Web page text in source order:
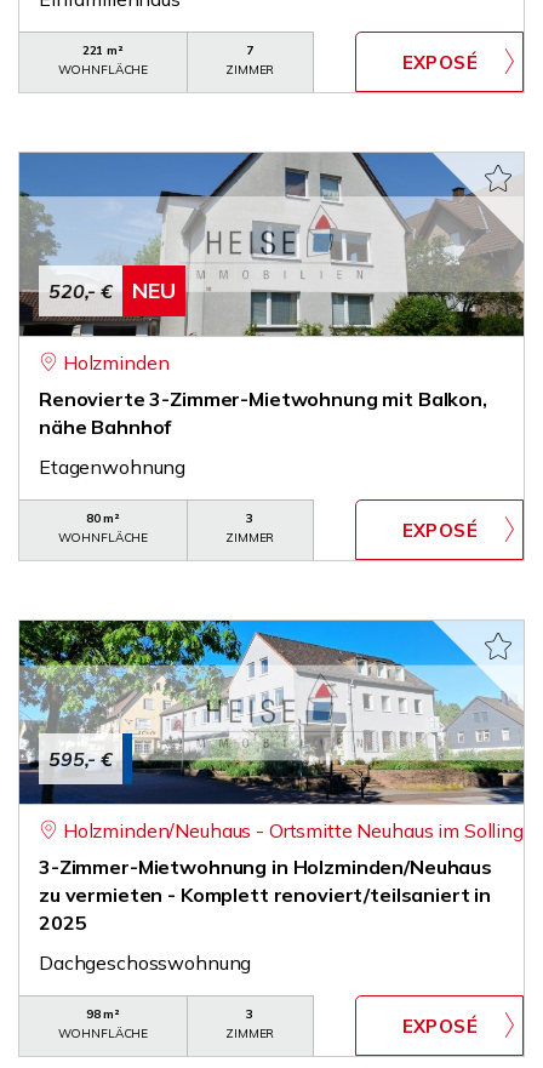
221 m²
WOHNFLÄCHE
7
ZIMMER
520,- € NEU
Holzminden
Renovierte 3-Zimmer-Mietwohnung mit Balkon,
nähe Bahnhof
Etagenwohnung
80 m²
WOHNFLÄCHE
3
ZIMMER
595,- €
Holzminden/Neuhaus - Ortsmitte Neuhaus im Solling
3-Zimmer-Mietwohnung in Holzminden/Neuhaus
zu vermieten - Komplett renoviert/teilsaniert in
2025
Dachgeschosswohnung
98 m²
WOHNFLÄCHE
3
ZIMMER